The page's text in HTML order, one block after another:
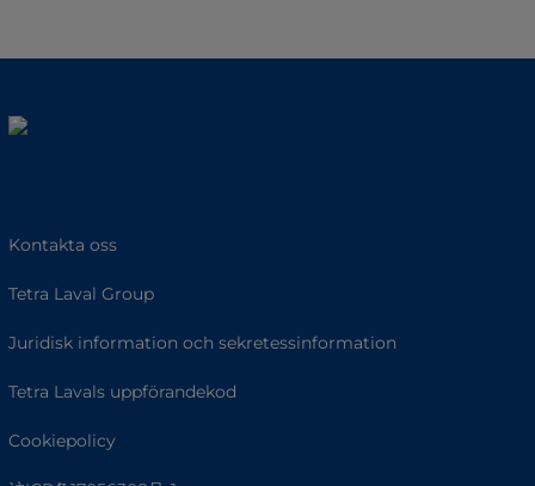
Kontakta oss
Tetra Laval Group
Juridisk information och sekretessinformation
Tetra Lavals uppförandekod
Cookiepolicy